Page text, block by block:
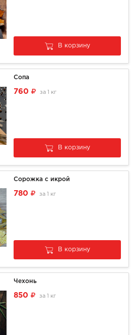
В корзину
Сопа
760 за 1 кг
В корзину
Сорожка с икрой
780 за 1 кг
В корзину
Чехонь
850 за 1 кг